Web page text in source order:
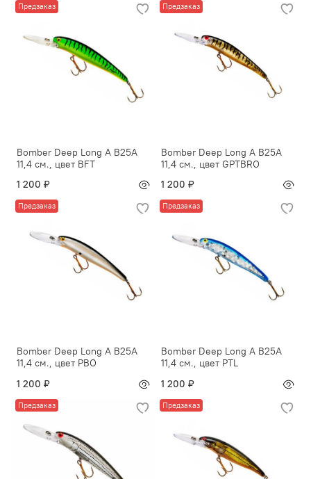
Предзаказ
Bomber Deep Long A B25A
11,4 см., цвет BFT
1 200 ₽
Предзаказ
Bomber Deep Long A B25A
11,4 см., цвет GPTBRO
1 200 ₽
Предзаказ
Bomber Deep Long A B25A
11,4 см., цвет PBO
1 200 ₽
Предзаказ
Bomber Deep Long A B25A
11,4 см., цвет PTL
1 200 ₽
Предзаказ Предзаказ